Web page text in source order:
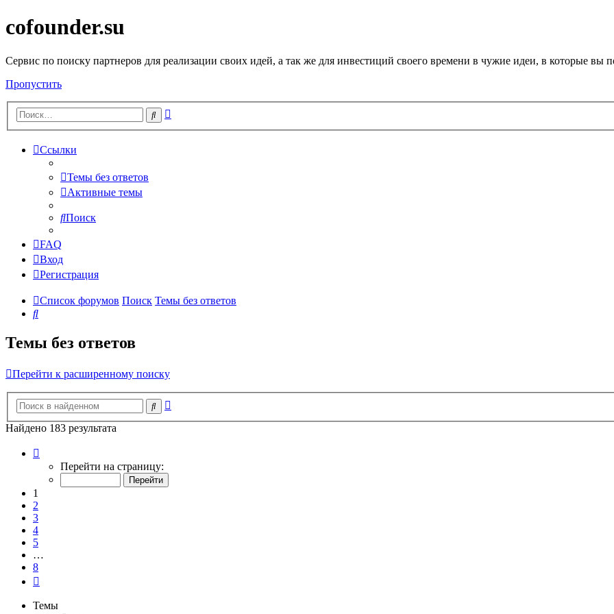
cofounder.su
Сервис по поиску партнеров для реализации своих идей, а так же для инвестиций своего времени в чужие идеи, в которые вы
Пропустить
Поиск
Ссылки
Темы без ответов
Активные темы
Поиск
FAQ
Вход
Регистрация
Список форумов Поиск Темы без ответов
Поиск
Темы без ответов
Перейти к расширенному поиску
Поиск
Найдено 183 результата
Перейти на страницу:
1
2
3
4
5
…
8
Темы